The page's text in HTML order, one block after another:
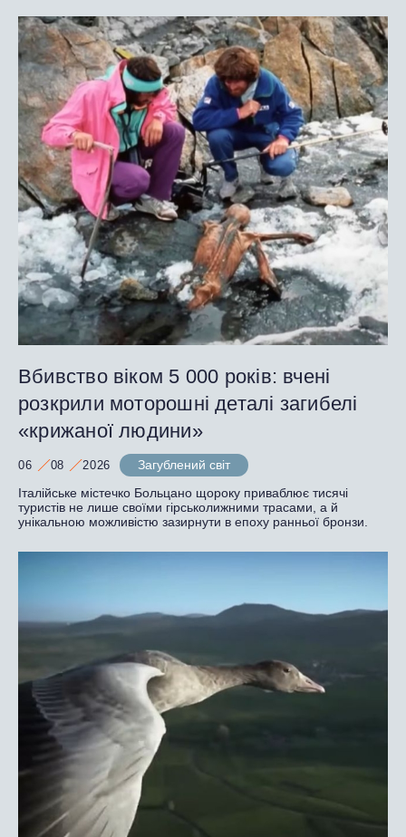
Вбивство віком 5 000 років: вчені
розкрили моторошні деталі загибелі
«крижаної людини»
06 08 2026
Загублений світ
Італійське містечко Больцано щороку приваблює тисячі
туристів не лише своїми гірськолижними трасами, а й
унікальною можливістю зазирнути в епоху ранньої бронзи.